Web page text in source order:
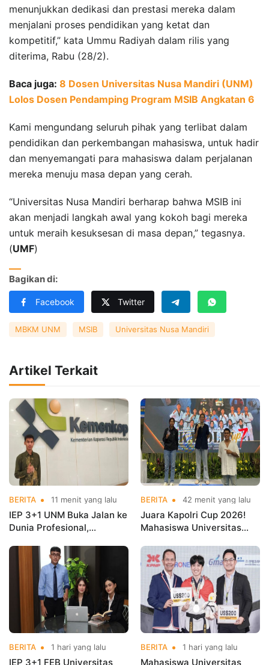
menunjukkan dedikasi dan prestasi mereka dalam
menjalani proses pendidikan yang ketat dan
kompetitif,” kata Ummu Radiyah dalam rilis yang
diterima, Rabu (28/2).
Baca juga: 8 Dosen Universitas Nusa Mandiri (UNM)
Lolos Dosen Pendamping Program MSIB Angkatan 6
Kami mengundang seluruh pihak yang terlibat dalam
pendidikan dan perkembangan mahasiswa, untuk hadir
dan menyemangati para mahasiswa dalam perjalanan
mereka menuju masa depan yang cerah.
“Universitas Nusa Mandiri berharap bahwa MSIB ini
akan menjadi langkah awal yang kokoh bagi mereka
untuk meraih kesuksesan di masa depan,” tegasnya.
(UMF)
Bagikan di:
Facebook Twitter
MBKM UNM MSIB Universitas Nusa Mandiri
Artikel Terkait
BERITA 11 menit yang lalu
IEP 3+1 UNM Buka Jalan ke
Dunia Profesional,
Kementerian Koperasi
BERITA 42 menit yang lalu
Juara Kapolri Cup 2026!
Mahasiswa Universitas
Nama Kampus di Kejurnas
Taekwondo
BERITA 1 hari yang lalu
IEP 3+1 FEB Universitas
BERITA 1 hari yang lalu
Mahasiswa Universitas